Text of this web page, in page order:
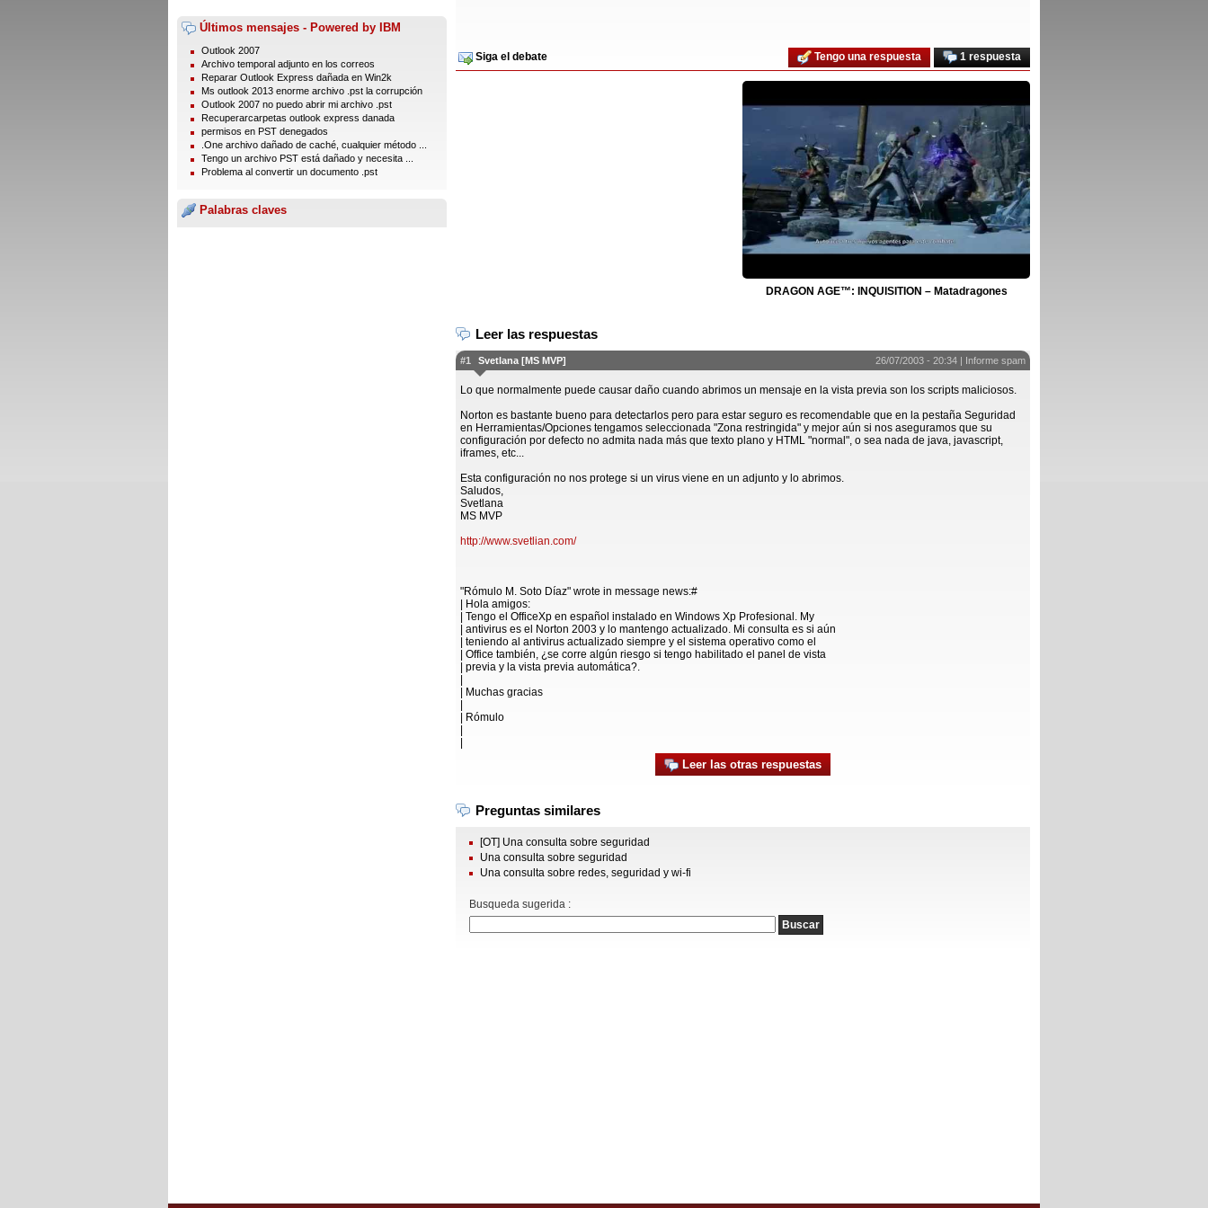
Últimos mensajes - Powered by IBM
Outlook 2007
Archivo temporal adjunto en los correos
Reparar Outlook Express dañada en Win2k
Ms outlook 2013 enorme archivo .pst la corrupción
Outlook 2007 no puedo abrir mi archivo .pst
Recuperarcarpetas outlook express danada
permisos en PST denegados
.One archivo dañado de caché, cualquier método ...
Tengo un archivo PST está dañado y necesita ...
Problema al convertir un documento .pst
Palabras claves
Siga el debate 1 respuesta
Tengo una respuesta
DRAGON AGE™: INQUISITION – Matadragones
Leer las respuestas
#1 Svetlana [MS MVP] 26/07/2003 - 20:34 | Informe spam
Lo que normalmente puede causar daño cuando abrimos un mensaje en la vista previa son los scripts maliciosos.
Norton es bastante bueno para detectarlos pero para estar seguro es recomendable que en la pestaña Seguridad
en Herramientas/Opciones tengamos seleccionada "Zona restringida" y mejor aún si nos aseguramos que su
configuración por defecto no admita nada más que texto plano y HTML "normal", o sea nada de java, javascript,
iframes, etc...
Esta configuración no nos protege si un virus viene en un adjunto y lo abrimos.
Saludos,
Svetlana
MS MVP
http://www.svetlian.com/
"Rómulo M. Soto Díaz" wrote in message news:#
| Hola amigos:
| Tengo el OfficeXp en español instalado en Windows Xp Profesional. My
| antivirus es el Norton 2003 y lo mantengo actualizado. Mi consulta es si aún
| teniendo al antivirus actualizado siempre y el sistema operativo como el
| Office también, ¿se corre algún riesgo si tengo habilitado el panel de vista
| previa y la vista previa automática?.
| Muchas gracias
| Rómulo
Leer las otras respuestas
Preguntas similares
[OT] Una consulta sobre seguridad
Una consulta sobre seguridad
Una consulta sobre redes, seguridad y wi-fi
Busqueda sugerida :